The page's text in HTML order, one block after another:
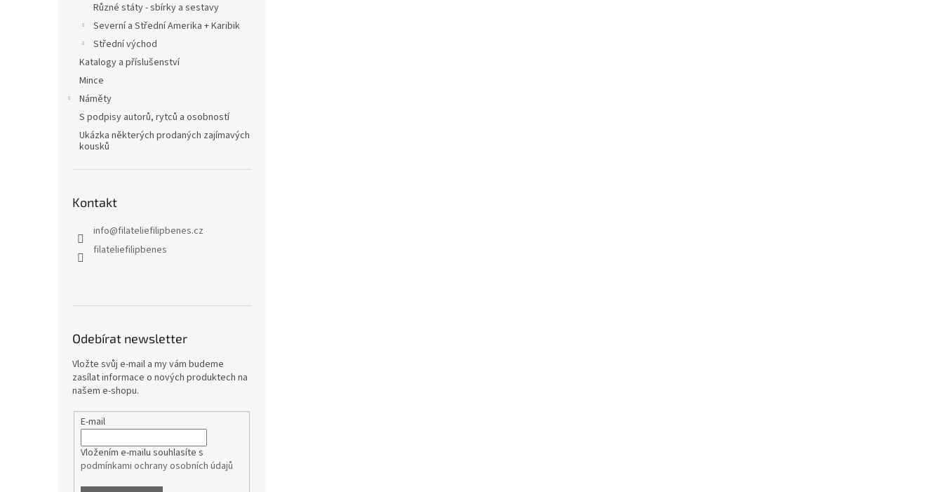
Různé státy - sbírky a sestavy
Severní a Střední Amerika + Karibik
Střední východ
Katalogy a příslušenství
Mince
Náměty
S podpisy autorů, rytců a osobností
Ukázka některých prodaných zajímavých
kousků
Kontakt
info@filateliefilipbenes.cz
filateliefilipbenes
Odebírat newsletter
Vložte svůj e-mail a my vám budeme
zasílat informace o nových produktech na
našem e-shopu.
E-mail
Vložením e-mailu souhlasíte s
podmínkami ochrany osobních údajů